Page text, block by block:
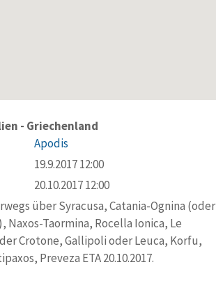
- Griechenland
Apodis
19.9.2017 12:00
20.10.2017 12:00
über Syracusa, Catania-Ognina (oder
Naxos-Taormina, Rocella Ionica, Le
Crotone, Gallipoli oder Leuca, Korfu,
Preveza ETA 20.10.2017.